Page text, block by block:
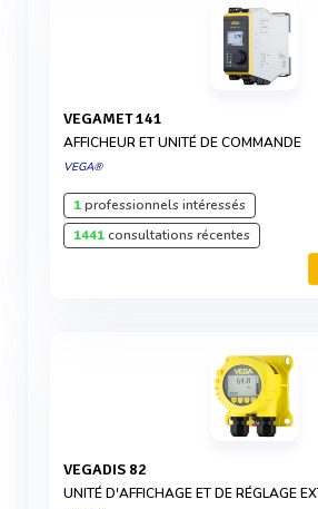
VEGAMET 141
AFFICHEUR ET UNITÉ DE COMMANDE
VEGA®
1professionnels intéressés
1441consultations récentes
VEGADIS 82
UNITÉ D'AFFICHAGE ET DE RÉGLAGE